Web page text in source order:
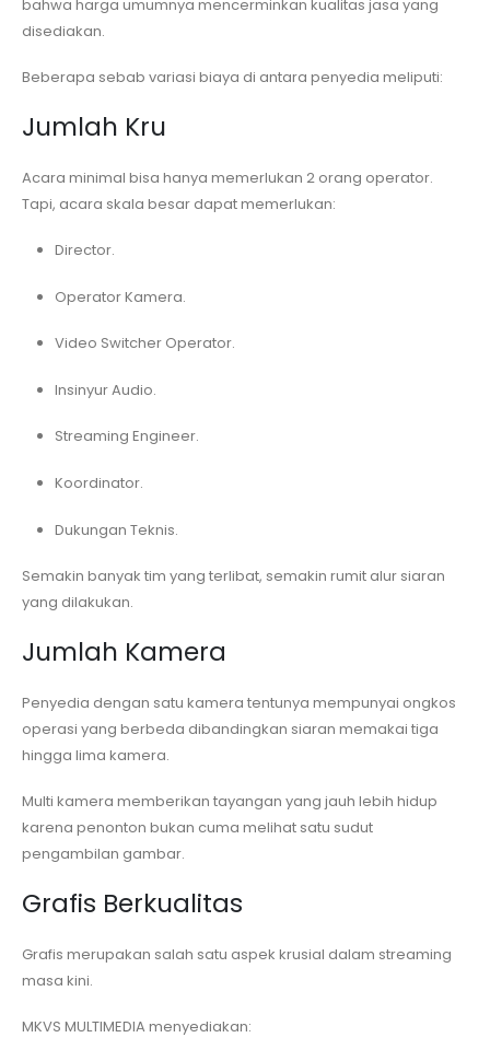
bahwa harga umumnya mencerminkan kualitas jasa yang
disediakan.
Beberapa sebab variasi biaya di antara penyedia meliputi:
Jumlah Kru
Acara minimal bisa hanya memerlukan 2 orang operator.
Tapi, acara skala besar dapat memerlukan:
Director.
Operator Kamera.
Video Switcher Operator.
Insinyur Audio.
Streaming Engineer.
Koordinator.
Dukungan Teknis.
Semakin banyak tim yang terlibat, semakin rumit alur siaran
yang dilakukan.
Jumlah Kamera
Penyedia dengan satu kamera tentunya mempunyai ongkos
operasi yang berbeda dibandingkan siaran memakai tiga
hingga lima kamera.
Multi kamera memberikan tayangan yang jauh lebih hidup
karena penonton bukan cuma melihat satu sudut
pengambilan gambar.
Grafis Berkualitas
Grafis merupakan salah satu aspek krusial dalam streaming
masa kini.
MKVS MULTIMEDIA menyediakan: